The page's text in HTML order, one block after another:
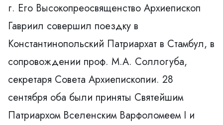
г. Его Высокопреосвященствo Aрхиепископ
Гавриил совершил поездку в
Константинопольский Патриархат в Стамбул, в
сопровoждении проф. М.А. Соллогуба,
секретаря Совета Архиепископии. 28
сентября оба были приняты Святейшим
Патриархом Вселенским Варфоломеем I и